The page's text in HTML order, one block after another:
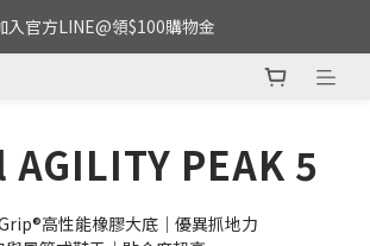
入官方LINE@領$100購物金
PEAK 5
高性能橡膠大底｜優異抓地力